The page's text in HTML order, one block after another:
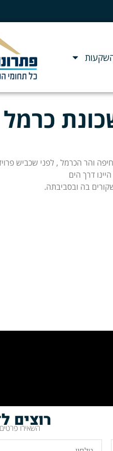
והר הכרמל , לפני שכביש
דרך הים
בה ובסביבתה.
רוצים
השאירו